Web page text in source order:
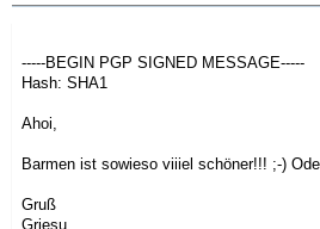
-----BEGIN PGP SIGNED MESSAGE-----
Hash: SHA1
Ahoi,
Barmen ist sowieso viiiel schöner!!! ;-)
Gruß
Griesu